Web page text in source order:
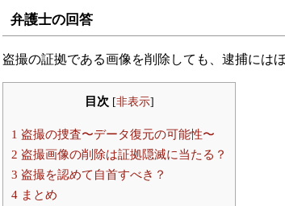
弁護士の回答
盗撮の証拠である画像を削除しても、逮捕には
目次 [非表示]
1 盗撮の捜査〜データ復元の可能性〜
2 盗撮画像の削除は証拠隠滅に当たる？
3 盗撮を認めて自首すべき？
4 まとめ